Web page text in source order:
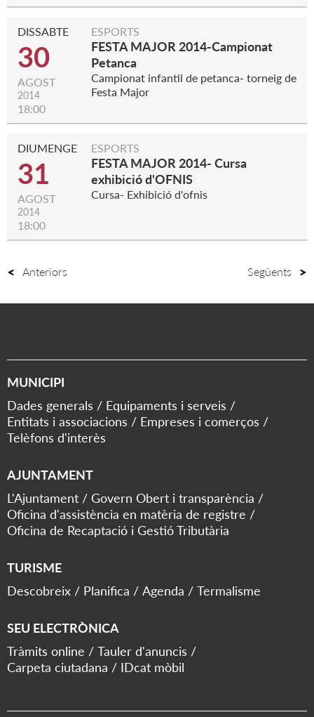
DISSABTE
30
AGOST
2014
18:00
ESPORTS
FESTA MAJOR 2014-Campionat
Petanca
Campionat infantil de petanca- torneig de
Festa Major
DIUMENGE
31
AGOST
2014
18:00
ESPORTS
FESTA MAJOR 2014- Cursa
exhibició d'OFNIS
Cursa- Exhibició d'ofnis
Anteriors Següents
MUNICIPI
Dades generals
Equipaments i serveis
Entitats i associacions
Empreses i comerços
Telèfons d'interès
AJUNTAMENT
L'Ajuntament
Govern Obert i transparència
Oficina d'assistència en matèria de registre
Oficina de Recaptació i Gestió Tributària
TURISME
Descobreix
Planifica Agenda Termalisme
SEU ELECTRÒNICA
Tràmits online
Tauler d'anuncis
Carpeta ciutadana
IDcat mòbil